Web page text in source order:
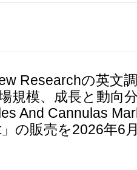
Researchの英文
規模、成長と動向
And Cannulas
の販売を2026年6